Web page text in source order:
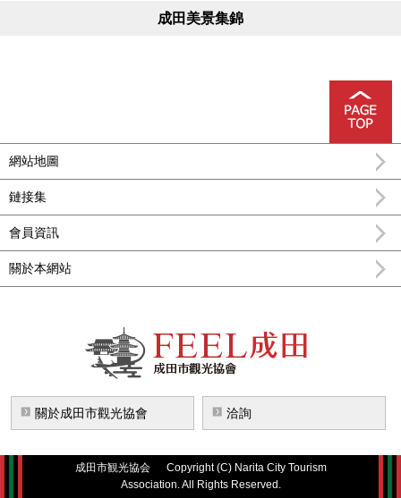
成田美景集錦
網站地圖
鏈接集
會員資訊
關於本網站
FEEL成田成田市公式觀光信息
關於成田市觀光協會 洽詢
成田市観光協会 Copyright (C) Narita City Tourism
Association. All Rights Reserved.